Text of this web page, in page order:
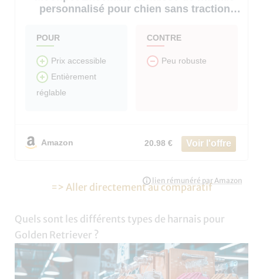
personnalisé pour chien sans traction
de gilet personnalisé résistant pour éviter
les tractions, l’étouffement, l
POUR
Prix accessible
Entièrement
réglable
CONTRE
Peu robuste
Amazon 20.98 €
=> Aller directement au comparatif
Quels sont les différents types de harnais pour
Golden Retriever ?